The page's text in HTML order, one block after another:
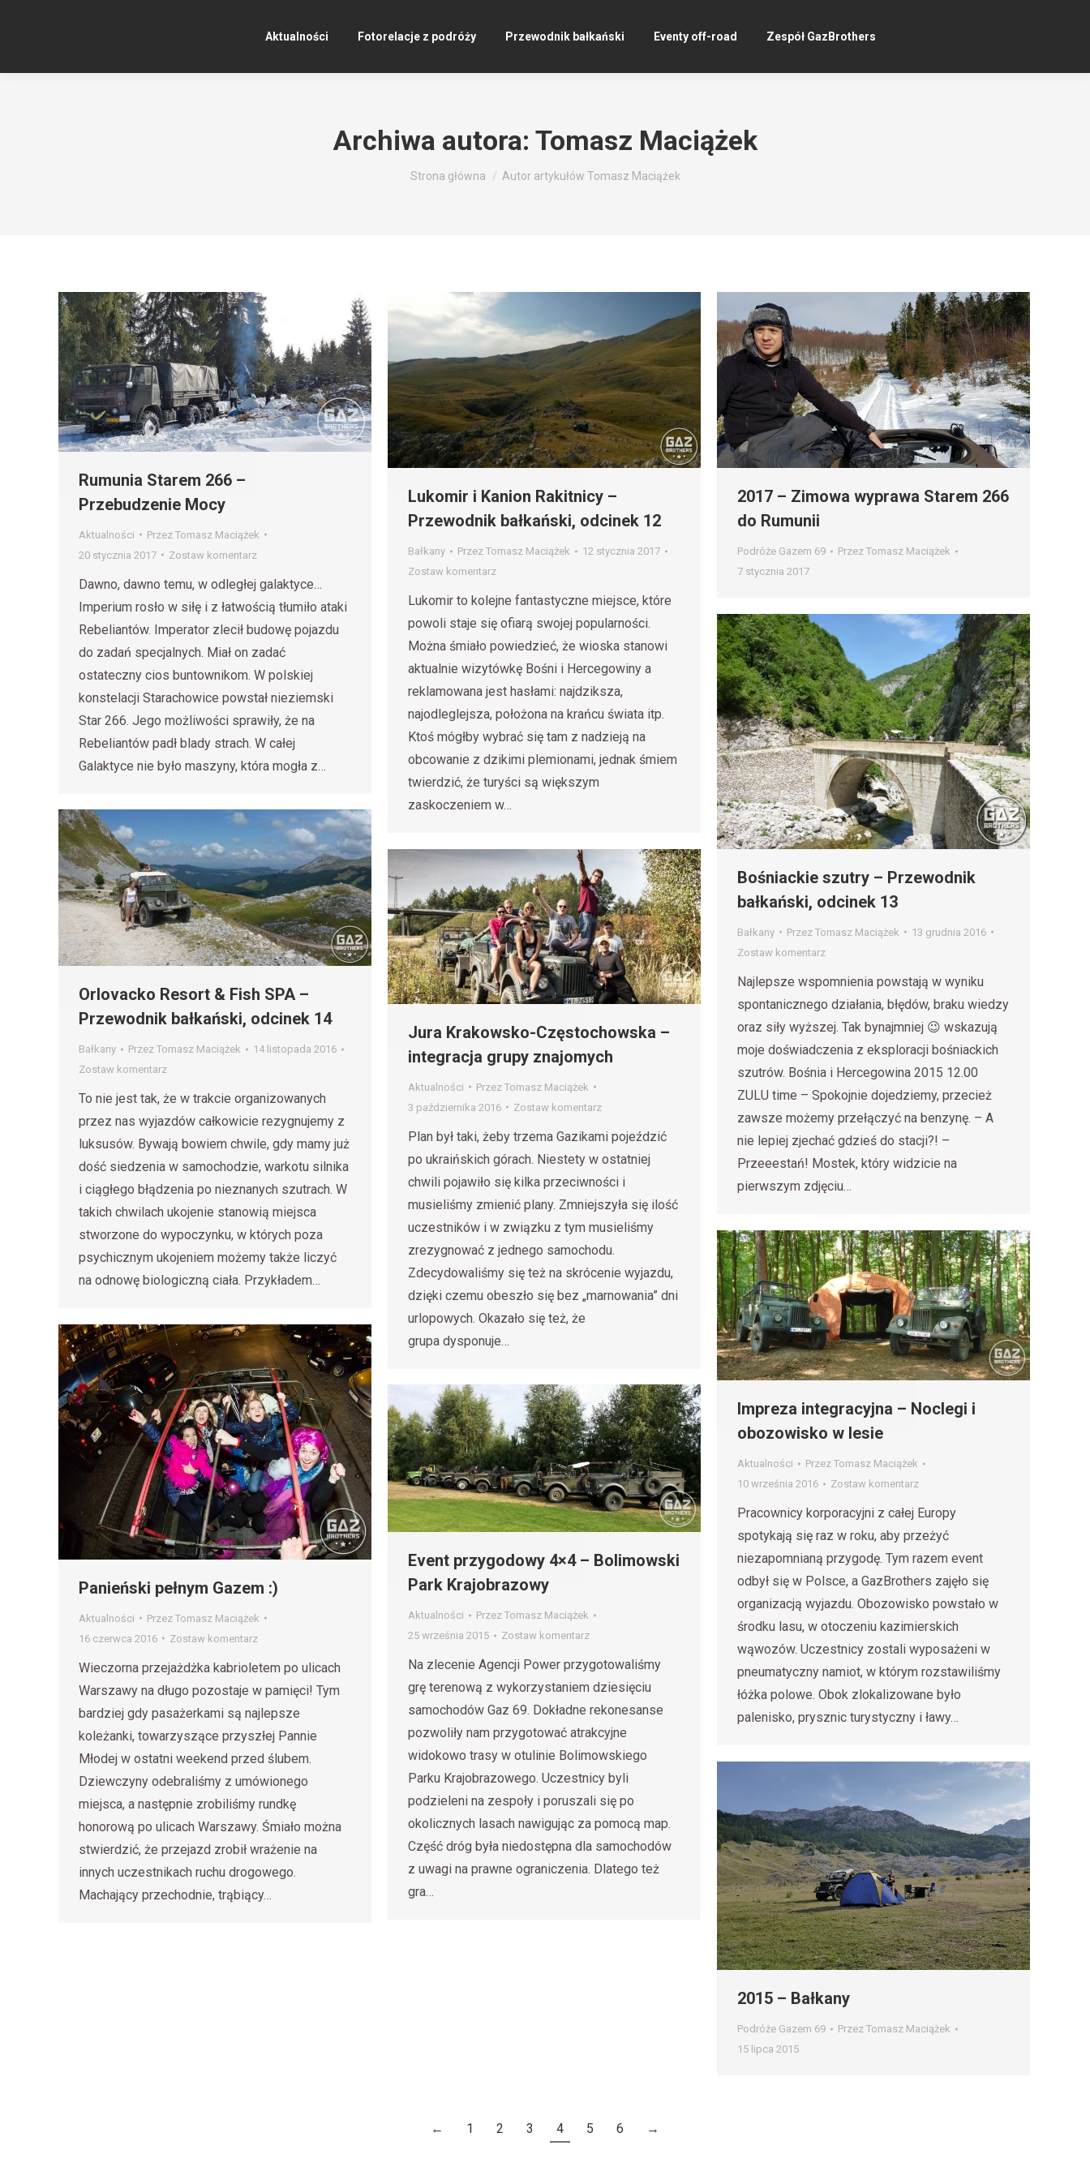
Aktualności Fotorelacje z podróży Przewodnik bałkański Eventy off-road Zespół GazBrothers
Archiwa autora: Tomasz Maciążek
Jesteś tutaj:
Strona główna Autor artykułów Tomasz Maciążek
Rumunia Starem 266 –
Przebudzenie Mocy
Aktualności Przez Tomasz Maciążek
20 stycznia 2017
Zostaw komentarz
Dawno, dawno temu, w odległej galaktyce…
Imperium rosło w siłę i z łatwością tłumiło ataki
Rebeliantów. Imperator zlecił budowę pojazdu
do zadań specjalnych. Miał on zadać
ostateczny cios buntownikom. W polskiej
konstelacji Starachowice powstał nieziemski
Star 266. Jego możliwości sprawiły, że na
Rebeliantów padł blady strach. W całej
Galaktyce nie było maszyny, która mogła z…
Lukomir i Kanion Rakitnicy –
Przewodnik bałkański, odcinek 12
Bałkany Przez Tomasz Maciążek
12 stycznia 2017
Zostaw komentarz
Lukomir to kolejne fantastyczne miejsce, które
powoli staje się ofiarą swojej popularności.
Można śmiało powiedzieć, że wioska stanowi
aktualnie wizytówkę Bośni i Hercegowiny a
reklamowana jest hasłami: najdziksza,
najodleglejsza, położona na krańcu świata itp.
Ktoś mógłby wybrać się tam z nadzieją na
obcowanie z dzikimi plemionami, jednak śmiem
twierdzić, że turyści są większym
zaskoczeniem w…
2017 – Zimowa wyprawa Starem 266
do Rumunii
Podróże Gazem 69 Przez Tomasz Maciążek
7 stycznia 2017
Bośniackie szutry – Przewodnik
bałkański, odcinek 13
Bałkany Przez Tomasz Maciążek
13 grudnia 2016
Zostaw komentarz
Najlepsze wspomnienia powstają w wyniku
spontanicznego działania, błędów, braku wiedzy
oraz siły wyższej. Tak bynajmniej 😉 wskazują
moje doświadczenia z eksploracji bośniackich
szutrów. Bośnia i Hercegowina 2015 12.00
ZULU time – Spokojnie dojedziemy, przecież
zawsze możemy przełączyć na benzynę. – A
nie lepiej zjechać gdzieś do stacji?! –
Przeeestań! Mostek, który widzicie na
pierwszym zdjęciu…
Orlovacko Resort & Fish SPA –
Przewodnik bałkański, odcinek 14
Bałkany Przez Tomasz Maciążek
14 listopada 2016
Zostaw komentarz
To nie jest tak, że w trakcie organizowanych
przez nas wyjazdów całkowicie rezygnujemy z
luksusów. Bywają bowiem chwile, gdy mamy już
dość siedzenia w samochodzie, warkotu silnika
i ciągłego błądzenia po nieznanych szutrach. W
takich chwilach ukojenie stanowią miejsca
stworzone do wypoczynku, w których poza
psychicznym ukojeniem możemy także liczyć
na odnowę biologiczną ciała. Przykładem…
Jura Krakowsko-Częstochowska –
integracja grupy znajomych
Aktualności Przez Tomasz Maciążek
3 października 2016
Zostaw komentarz
Plan był taki, żeby trzema Gazikami pojeździć
po ukraińskich górach. Niestety w ostatniej
chwili pojawiło się kilka przeciwności i
musieliśmy zmienić plany. Zmniejszyła się ilość
uczestników i w związku z tym musieliśmy
zrezygnować z jednego samochodu.
Zdecydowaliśmy się też na skrócenie wyjazdu,
dzięki czemu obeszło się bez „marnowania” dni
urlopowych. Okazało się też, że
grupa dysponuje…
Impreza integracyjna – Noclegi i
obozowisko w lesie
Aktualności Przez Tomasz Maciążek
10 września 2016
Zostaw komentarz
Pracownicy korporacyjni z całej Europy
spotykają się raz w roku, aby przeżyć
niezapomnianą przygodę. Tym razem event
odbył się w Polsce, a GazBrothers zajęło się
organizacją wyjazdu. Obozowisko powstało w
środku lasu, w otoczeniu kazimierskich
wąwozów. Uczestnicy zostali wyposażeni w
pneumatyczny namiot, w którym rozstawiliśmy
łóżka polowe. Obok zlokalizowane było
palenisko, prysznic turystyczny i ławy…
Panieński pełnym Gazem :)
Aktualności Przez Tomasz Maciążek
16 czerwca 2016
Zostaw komentarz
Wieczorna przejażdżka kabrioletem po ulicach
Warszawy na długo pozostaje w pamięci! Tym
bardziej gdy pasażerkami są najlepsze
koleżanki, towarzyszące przyszłej Pannie
Młodej w ostatni weekend przed ślubem.
Dziewczyny odebraliśmy z umówionego
miejsca, a następnie zrobiliśmy rundkę
honorową po ulicach Warszawy. Śmiało można
stwierdzić, że przejazd zrobił wrażenie na
innych uczestnikach ruchu drogowego.
Machający przechodnie, trąbiący…
Event przygodowy 4×4 – Bolimowski
Park Krajobrazowy
Aktualności Przez Tomasz Maciążek
25 września 2015
Zostaw komentarz
Na zlecenie Agencji Power przygotowaliśmy
grę terenową z wykorzystaniem dziesięciu
samochodów Gaz 69. Dokładne rekonesanse
pozwoliły nam przygotować atrakcyjne
widokowo trasy w otulinie Bolimowskiego
Parku Krajobrazowego. Uczestnicy byli
podzieleni na zespoły i poruszali się po
okolicznych lasach nawigując za pomocą map.
Część dróg była niedostępna dla samochodów
z uwagi na prawne ograniczenia. Dlatego też
gra…
2015 – Bałkany
Podróże Gazem 69 Przez Tomasz Maciążek
15 lipca 2015
← 1 2 3 4 5 6 →